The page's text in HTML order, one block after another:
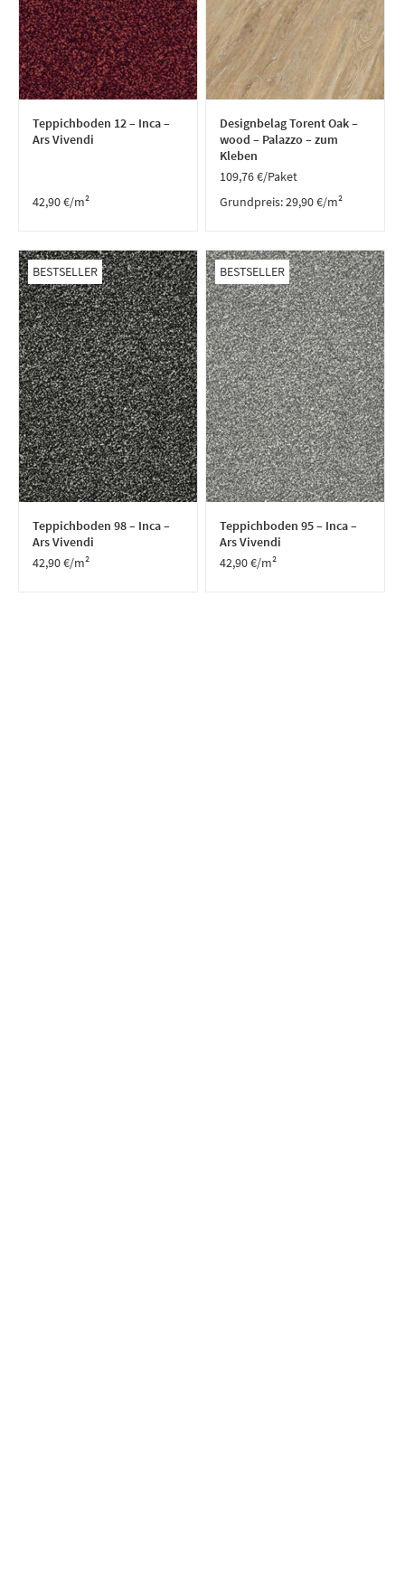
Teppichboden 12 – Inca –
Ars Vivendi
42,90€/m²
Designbelag Torent Oak –
wood – Palazzo – zum
Kleben
109,76€/Paket
Grundpreis:29,90€/m²
BESTSELLER
Teppichboden 98 – Inca –
Ars Vivendi
42,90€/m²
BESTSELLER
Teppichboden 95 – Inca –
Ars Vivendi
42,90€/m²